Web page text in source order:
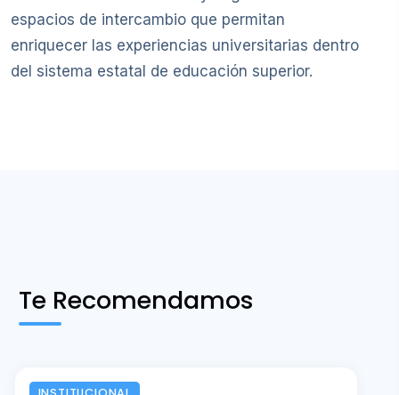
espacios de intercambio que permitan
enriquecer las experiencias universitarias dentro
del sistema estatal de educación superior.
Te Recomendamos